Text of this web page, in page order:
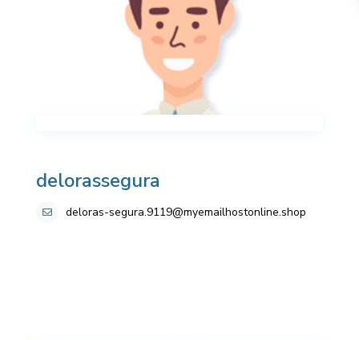
delorassegura
deloras-segura.9119@myemailhostonline.shop